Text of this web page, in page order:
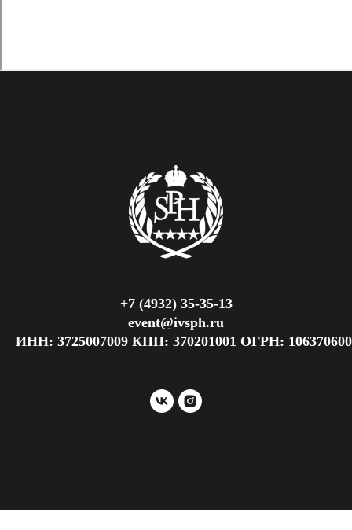
+7 (4932) 35-35-13
event@ivsph.ru
ИНН: 3725007009 КПП: 370201001 ОГРН: